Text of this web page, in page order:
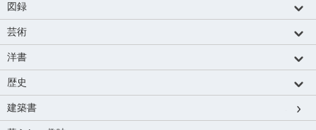
図録
芸術
洋書
歴史
建築書